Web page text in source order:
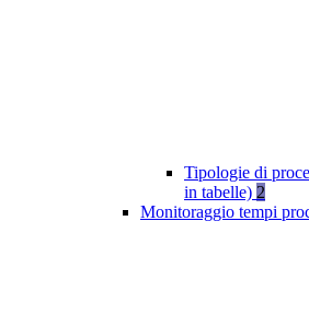
Tipologie di
in tabelle) 2
Monitoraggio tempi